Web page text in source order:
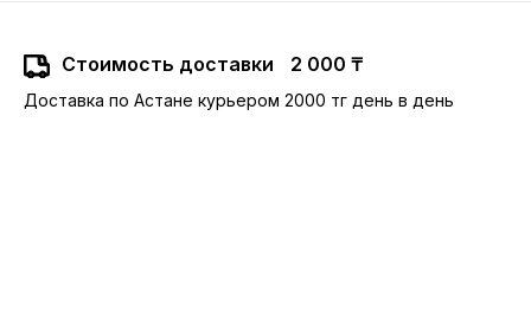
Стоимость доставки 2 000 ₸
Доставка по Астане курьером 2000 тг день в день